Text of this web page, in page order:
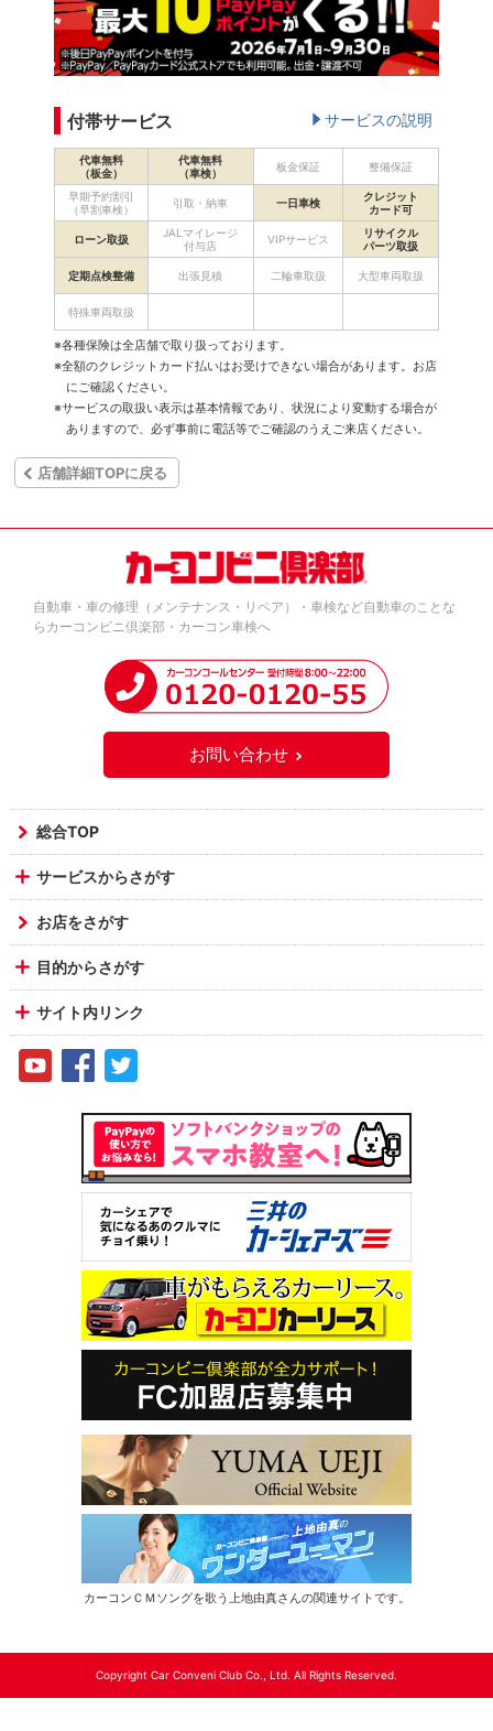
付帯サービス サービスの説明
代車無料
（板金）
代車無料
（車検）
板金保証 整備保証
早期予約割引
（早割車検）
引取・納車 一日車検
クレジット
カード可
ローン取扱
JALマイレージ
付与店
VIPサービス
リサイクル
パーツ取扱
定期点検整備 出張見積 二輪車取扱 大型車両取扱
特殊車両取扱
※各種保険は全店舗で取り扱っております。
※全額のクレジットカード払いはお受けできない場合があります。お店
にご確認ください。
※サービスの取扱い表示は基本情報であり、状況により変動する場合が
ありますので、必ず事前に電話等でご確認のうえご来店ください。
店舗詳細TOPに戻る
自動車・車の修理（メンテナンス・リペア）・車検など自動車のことな
らカーコンビニ倶楽部・カーコン車検へ
お問い合わせ
総合TOP
サービスからさがす
お店をさがす
目的からさがす
サイト内リンク
カーコンＣＭソングを歌う上地由真さんの関連サイトです。
Copyright Car Conveni Club Co., Ltd. All Rights Reserved.